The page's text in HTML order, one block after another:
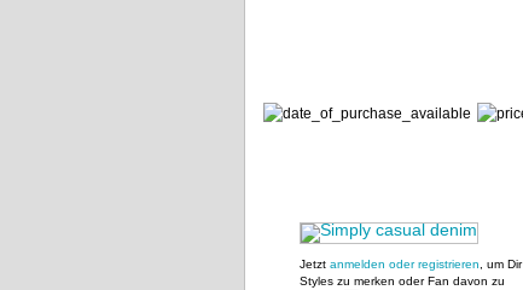
Jetzt anmelden oder registrieren , um Dir
Styles zu merken oder Fan davon zu